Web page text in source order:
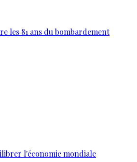
les 81 ans du bombardement
l'économie mondiale